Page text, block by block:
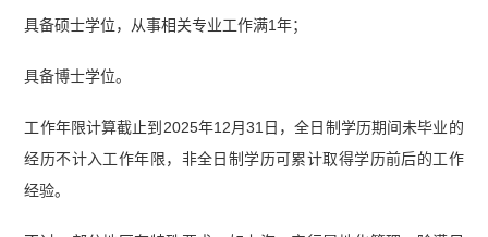
具备硕士学位，从事相关专业工作满1年；
具备博士学位。
工作年限计算截止到2025年12月31日，全日制学历期间未毕业的
经历不计入工作年限，非全日制学历可累计取得学历前后的工作
经验。